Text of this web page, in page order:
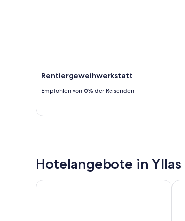
Rentiergeweihwerkstatt
Empfohlen von 0% der Reisenden
Hotelangebote in Yllas
Lapland Hotels Saaga